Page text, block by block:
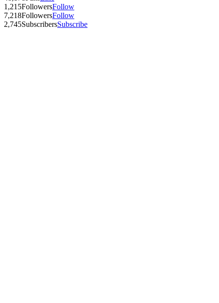
1,215FollowersFollow
7,218FollowersFollow
2,745SubscribersSubscribe